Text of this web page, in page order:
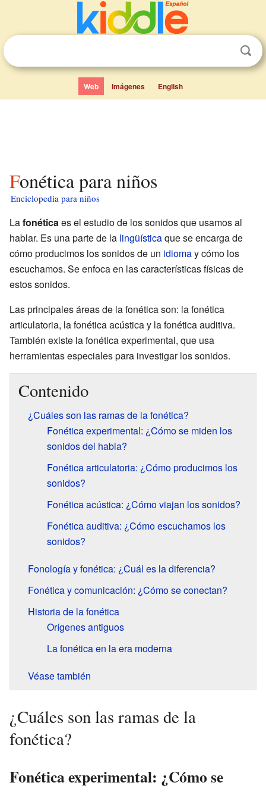
Web Imágenes English
Fonética para niños
Enciclopedia para niños
Lafonéticaes el estudio de los sonidos que usamos al
hablar. Es una parte de la lingüísticaque se encarga de
cómo producimos los sonidos de un idiomay cómo los
escuchamos. Se enfoca en las características físicas de
estos sonidos.
Las principales áreas de la fonética son: la fonética
articulatoria, la fonética acústica y la fonética auditiva.
También existe la fonética experimental, que usa
herramientas especiales para investigar los sonidos.
Contenido
¿Cuáles son las ramas de la fonética?
Fonética experimental: ¿Cómo se miden los
sonidos del habla?
Fonética articulatoria: ¿Cómo producimos los
sonidos?
Fonética acústica: ¿Cómo viajan los sonidos?
Fonética auditiva: ¿Cómo escuchamos los
sonidos?
Fonología y fonética: ¿Cuál es la diferencia?
Fonética y comunicación: ¿Cómo se conectan?
Historia de la fonética
Orígenes antiguos
La fonética en la era moderna
Véase también
¿Cuáles son las ramas de la
fonética?
Fonética experimental: ¿Cómo se